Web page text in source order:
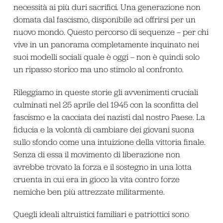
necessità ai più duri sacrifici. Una generazione non
domata dal fascismo, disponibile ad offrirsi per un
nuovo mondo. Questo percorso di sequenze – per chi
vive in un panorama completamente inquinato nei
suoi modelli sociali quale è oggi – non è quindi solo
un ripasso storico ma uno stimolo al confronto.
Rileggiamo in queste storie gli avvenimenti cruciali
culminati nel 25 aprile del 1945 con la sconfitta del
fascismo e la cacciata dei nazisti dal nostro Paese. La
fiducia e la volontà di cambiare dei giovani suona
sullo sfondo come una intuizione della vittoria finale.
Senza di essa il movimento di liberazione non
avrebbe trovato la forza e il sostegno in una lotta
cruenta in cui era in gioco la vita contro forze
nemiche ben più attrezzate militarmente.
Quegli ideali altruistici familiari e patriottici sono